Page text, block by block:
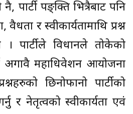
पङ्क्ति भित्रैबाट पनि
वैधता र स्वीकार्यतामाथि प्रश्न
। पार्टीले विधानले तोकेको
अगावै महाधिवेशन आयोजना
छिनोफानो पार्टीको
र नेतृत्वको स्वीकार्यता एवं